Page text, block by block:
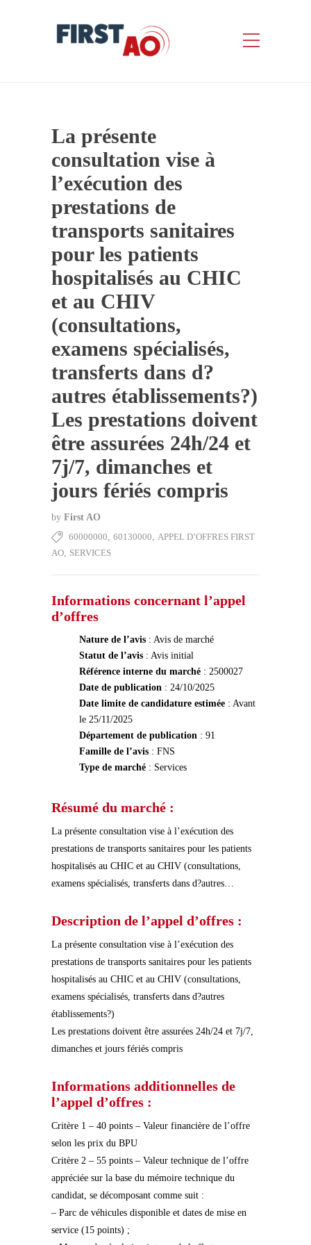
La présente
consultation vise à
l’exécution des
prestations de
transports sanitaires
pour les patients
hospitalisés au CHIC
et au CHIV
(consultations,
examens spécialisés,
transferts dans d?
autres établissements?)
Les prestations doivent
être assurées 24h/24 et
7j/7, dimanches et
jours fériés compris
by First AO
60000000, 60130000, APPEL D’OFFRES FIRST
AO, SERVICES
Informations concernant l’appel
d’offres
Nature de l’avis : Avis de marché
Statut de l’avis : Avis initial
Référence interne du marché : 2500027
Date de publication : 24/10/2025
Date limite de candidature estimée : Avant
le 25/11/2025
Département de publication : 91
Famille de l’avis : FNS
Type de marché : Services
Résumé du marché :
La présente consultation vise à l’exécution des
prestations de transports sanitaires pour les patients
hospitalisés au CHIC et au CHIV (consultations,
examens spécialisés, transferts dans d?autres…
Description de l’appel d’offres :
La présente consultation vise à l’exécution des
prestations de transports sanitaires pour les patients
hospitalisés au CHIC et au CHIV (consultations,
examens spécialisés, transferts dans d?autres
établissements?)
Les prestations doivent être assurées 24h/24 et 7j/7,
dimanches et jours fériés compris
Informations additionnelles de
l’appel d’offres :
Critère 1 – 40 points – Valeur financière de l’offre
selon les prix du BPU
Critère 2 – 55 points – Valeur technique de l’offre
appréciée sur la base du mémoire technique du
candidat, se décomposant comme suit :
– Parc de véhicules disponible et dates de mise en
service (15 points) ;